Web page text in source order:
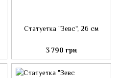
Статуетка "Зевс", 26 см
3 790 грн